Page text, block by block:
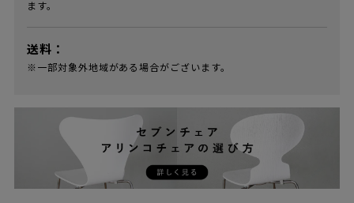
ます。
送料：
※一部対象外地域がある場合がございます。